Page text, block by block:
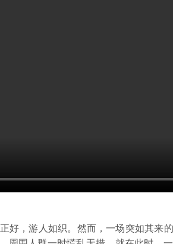
，游人如织。然而，一场突如其来